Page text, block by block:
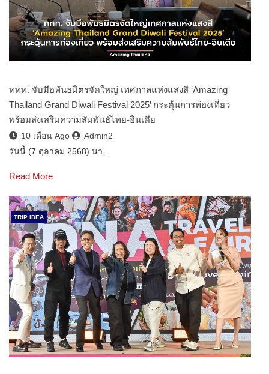
ททท. จับมือพันธมิตรจัดใหญ่ เทศกาลแห่งแสงสี ‘Amazing
Thailand Grand Diwali Festival 2025’ กระตุ้นการท่องเที่ยว
พร้อมส่งเสริมความสัมพันธ์ไทย-อินเดีย
10 เดือน Ago
Admin2
วันนี้ (7 ตุลาคม 2568) นา…
Read More
TRIP IDEA